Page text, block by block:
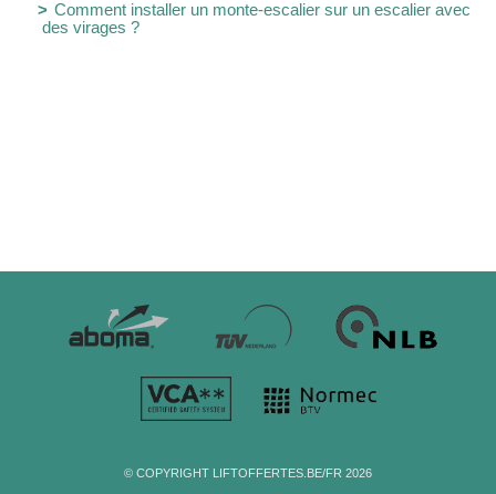
Comment installer un monte-escalier sur un escalier avec
des virages ?
© COPYRIGHT LIFTOFFERTES.BE/FR 2026